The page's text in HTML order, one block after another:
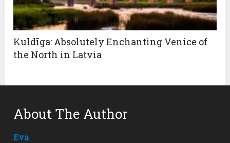
Kuldīga: Absolutely Enchanting Venice of
the North in Latvia
About The Author
Eva